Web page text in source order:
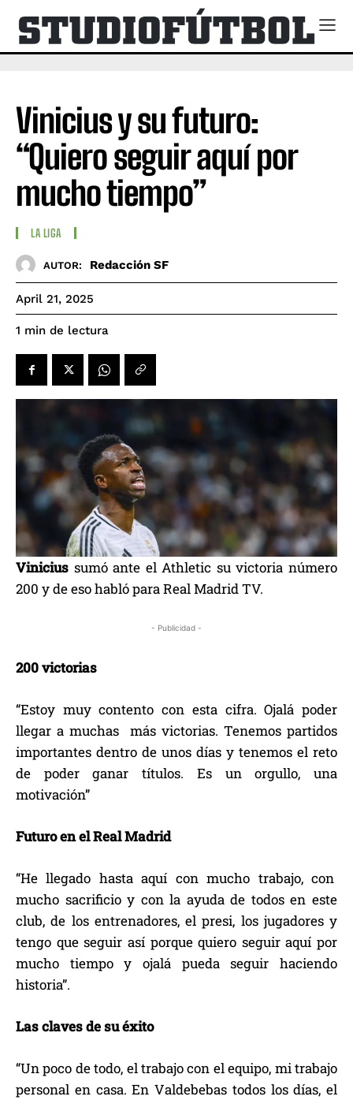
Vinicius y su futuro:
“Quiero seguir aquí por
mucho tiempo”
LA LIGA
AUTOR: Redacción SF
April 21, 2025
1 min de lectura
Vinicius sumó ante el Athletic su victoria número
200 y de eso habló para Real Madrid TV.
- Publicidad -
200 victorias
“Estoy muy contento con esta cifra. Ojalá poder
llegar a muchas más victorias. Tenemos partidos
importantes dentro de unos días y tenemos el reto
de poder ganar títulos. Es un orgullo, una
motivación”
Futuro en el Real Madrid
“He llegado hasta aquí con mucho trabajo, con
mucho sacrificio y con la ayuda de todos en este
club, de los entrenadores, el presi, los jugadores y
tengo que seguir así porque quiero seguir aquí por
mucho tiempo y ojalá pueda seguir haciendo
historia”.
Las claves de su éxito
“Un poco de todo, el trabajo con el equipo, mi trabajo
personal en casa. En Valdebebas todos los días, el